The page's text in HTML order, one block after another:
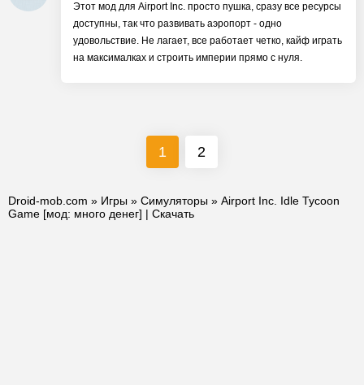
Этот мод для Airport Inc. просто пушка, сразу все ресурсы
доступны, так что развивать аэропорт - одно
удовольствие. Не лагает, все работает четко, кайф играть
на максималках и строить империи прямо с нуля.
1 2
Droid-mob.com » Игры » Симуляторы » Airport Inc. Idle Tycoon
Game [мод: много денег] | Скачать